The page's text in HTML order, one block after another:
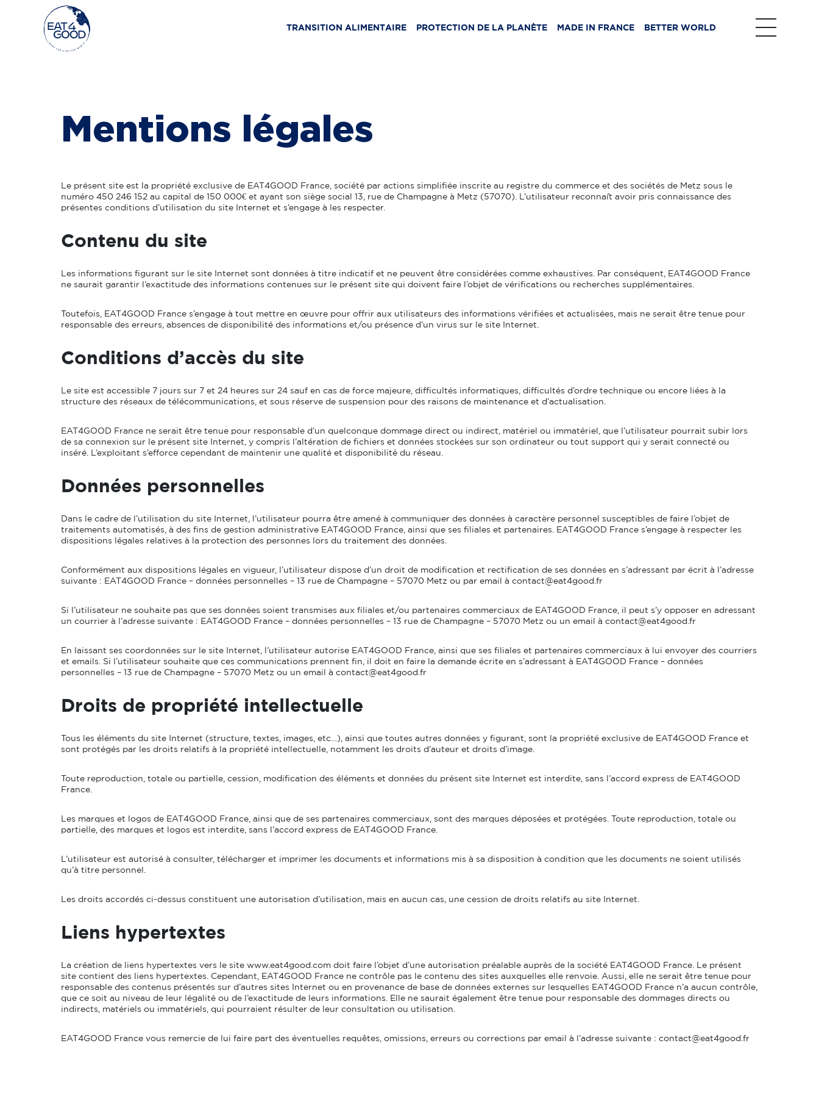
TRANSITION ALIMENTAIRE PROTECTION DE LA PLANÈTE MADE IN FRANCE BETTER WORLD
Mentions légales
Le présent site est la propriété exclusive de EAT4GOOD France, société par actions simplifiée inscrite au registre du commerce et des sociétés de Metz sous le
numéro 450 246 152 au capital de 150 000€ et ayant son siège social 13, rue de Champagne à Metz (57070). L’utilisateur reconnaît avoir pris connaissance des
présentes conditions d’utilisation du site Internet et s’engage à les respecter.
Contenu du site
Les informations figurant sur le site Internet sont données à titre indicatif et ne peuvent être considérées comme exhaustives. Par conséquent, EAT4GOOD France
ne saurait garantir l’exactitude des informations contenues sur le présent site qui doivent faire l’objet de vérifications ou recherches supplémentaires.
Toutefois, EAT4GOOD France s’engage à tout mettre en œuvre pour offrir aux utilisateurs des informations vérifiées et actualisées, mais ne serait être tenue pour
responsable des erreurs, absences de disponibilité des informations et/ou présence d’un virus sur le site Internet.
Conditions d’accès du site
Le site est accessible 7 jours sur 7 et 24 heures sur 24 sauf en cas de force majeure, difficultés informatiques, difficultés d’ordre technique ou encore liées à la
structure des réseaux de télécommunications, et sous réserve de suspension pour des raisons de maintenance et d’actualisation.
EAT4GOOD France ne serait être tenue pour responsable d’un quelconque dommage direct ou indirect, matériel ou immatériel, que l’utilisateur pourrait subir lors
de sa connexion sur le présent site Internet, y compris l’altération de fichiers et données stockées sur son ordinateur ou tout support qui y serait connecté ou
inséré. L’exploitant s’efforce cependant de maintenir une qualité et disponibilité du réseau.
Données personnelles
Dans le cadre de l’utilisation du site Internet, l’utilisateur pourra être amené à communiquer des données à caractère personnel susceptibles de faire l’objet de
traitements automatisés, à des fins de gestion administrative EAT4GOOD France, ainsi que ses filiales et partenaires. EAT4GOOD France s’engage à respecter les
dispositions légales relatives à la protection des personnes lors du traitement des données.
Conformément aux dispositions légales en vigueur, l’utilisateur dispose d’un droit de modification et rectification de ses données en s’adressant par écrit à l’adresse
suivante : EAT4GOOD France – données personnelles – 13 rue de Champagne – 57070 Metz ou par email à contact@eat4good.fr
Si l’utilisateur ne souhaite pas que ses données soient transmises aux filiales et/ou partenaires commerciaux de EAT4GOOD France, il peut s’y opposer en adressant
un courrier à l’adresse suivante : EAT4GOOD France – données personnelles – 13 rue de Champagne – 57070 Metz ou un email à contact@eat4good.fr
En laissant ses coordonnées sur le site Internet, l’utilisateur autorise EAT4GOOD France, ainsi que ses filiales et partenaires commerciaux à lui envoyer des courriers
et emails. Si l’utilisateur souhaite que ces communications prennent fin, il doit en faire la demande écrite en s’adressant à EAT4GOOD France – données
personnelles – 13 rue de Champagne – 57070 Metz ou un email à contact@eat4good.fr
Droits de propriété intellectuelle
Tous les éléments du site Internet (structure, textes, images, etc…), ainsi que toutes autres données y figurant, sont la propriété exclusive de EAT4GOOD France et
sont protégés par les droits relatifs à la propriété intellectuelle, notamment les droits d’auteur et droits d’image.
Toute reproduction, totale ou partielle, cession, modification des éléments et données du présent site Internet est interdite, sans l’accord express de EAT4GOOD
France.
Les marques et logos de EAT4GOOD France, ainsi que de ses partenaires commerciaux, sont des marques déposées et protégées. Toute reproduction, totale ou
partielle, des marques et logos est interdite, sans l’accord express de EAT4GOOD France.
L’utilisateur est autorisé à consulter, télécharger et imprimer les documents et informations mis à sa disposition à condition que les documents ne soient utilisés
qu’à titre personnel.
Les droits accordés ci-dessus constituent une autorisation d’utilisation, mais en aucun cas, une cession de droits relatifs au site Internet.
Liens hypertextes
La création de liens hypertextes vers le site www.eat4good.com doit faire l’objet d’une autorisation préalable auprès de la société EAT4GOOD France. Le présent
site contient des liens hypertextes. Cependant, EAT4GOOD France ne contrôle pas le contenu des sites auxquelles elle renvoie. Aussi, elle ne serait être tenue pour
responsable des contenus présentés sur d’autres sites Internet ou en provenance de base de données externes sur lesquelles EAT4GOOD France n’a aucun contrôle,
que ce soit au niveau de leur légalité ou de l’exactitude de leurs informations. Elle ne saurait également être tenue pour responsable des dommages directs ou
indirects, matériels ou immatériels, qui pourraient résulter de leur consultation ou utilisation.
EAT4GOOD France vous remercie de lui faire part des éventuelles requêtes, omissions, erreurs ou corrections par email à l’adresse suivante : contact@eat4good.fr